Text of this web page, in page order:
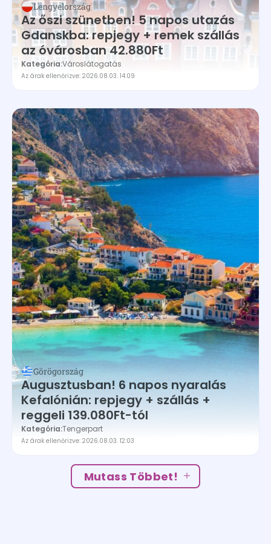
Lengyelország
Az őszi szünetben! 5 napos utazás
Gdanskba: repjegy + remek szállás
az óvárosban 42.880Ft
Kategória:Városlátogatás
Az árak ellenőrizve: 2026.08.03. 14:09
Görögország
Augusztusban! 6 napos nyaralás
Kefalónián: repjegy + szállás +
reggeli 139.080Ft-tól
Kategória:Tengerpart
Az árak ellenőrizve: 2026.08.03. 12:03
Mutass Többet!